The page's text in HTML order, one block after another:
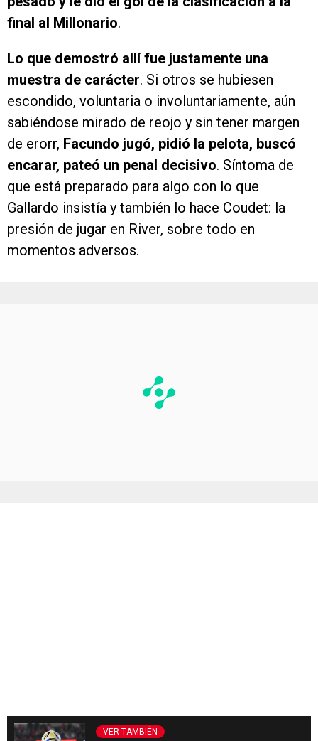
final al Millonario.
Lo que demostró allí fue justamente una
muestra de carácter. Si otros se hubiesen
escondido, voluntaria o involuntariamente, aún
sabiéndose mirado de reojo y sin tener margen
de erorr, Facundo jugó, pidió la pelota, buscó
encarar, pateó un penal decisivo. Síntoma de
que está preparado para algo con lo que
Gallardo insistía y también lo hace Coudet: la
presión de jugar en River, sobre todo en
momentos adversos.
VER TAMBIÉN